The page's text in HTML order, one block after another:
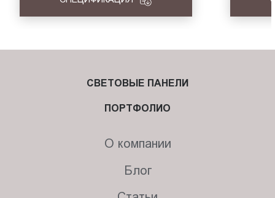
СВЕТОВЫЕ ПАНЕЛИ
ПОРТФОЛИО
О компании
Блог